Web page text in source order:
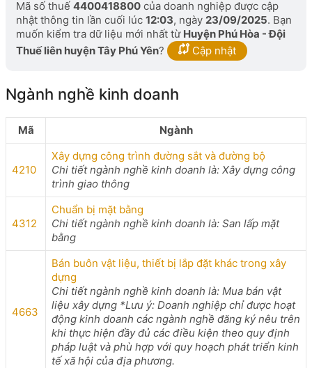
Mã số thuế 4400418800 của doanh nghiệp được cập
nhật thông tin lần cuối lúc 12:03, ngày 23/09/2025. Bạn
muốn kiểm tra dữ liệu mới nhất từ Huyện Phú Hòa - Đội
Thuế liên huyện Tây Phú Yên? Cập nhật
Ngành nghề kinh doanh
Mã Ngành
4210
Xây dựng công trình đường sắt và đường bộ
Chi tiết ngành nghề kinh doanh là: Xây dựng công
trình giao thông
4312
Chuẩn bị mặt bằng
Chi tiết ngành nghề kinh doanh là: San lấp mặt
bằng
4663
Bán buôn vật liệu, thiết bị lắp đặt khác trong xây
dựng
Chi tiết ngành nghề kinh doanh là: Mua bán vật
liệu xây dựng *Lưu ý: Doanh nghiệp chỉ được hoạt
động kinh doanh các ngành nghề đăng ký nêu trên
khi thực hiện đầy đủ các điều kiện theo quy định
pháp luật và phù hợp với quy hoạch phát triển kinh
tế xã hội của địa phương.